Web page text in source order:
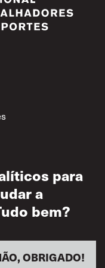
para
a
bem?
OBRIGADO!